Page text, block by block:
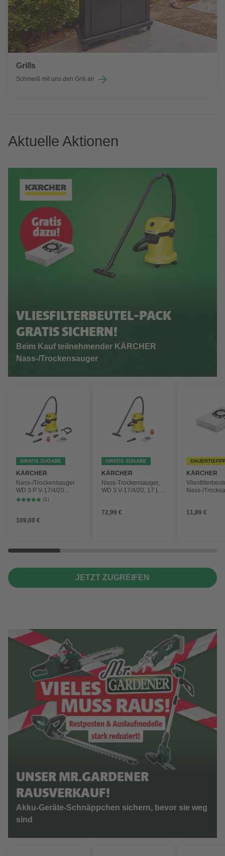
Grills
Schmeiß mit uns den Grill an
Aktuelle Aktionen
VLIESFILTERBEUTEL-PACK
GRATIS SICHERN!
Beim Kauf teilnehmender KÄRCHER
Nass-/Trockensauger
GRATIS ZUGABE
KÄRCHER
Nass-/Trockensauger
WD 3 P V-17/4/20
Workshop mit
(1)
109,00 €
GRATIS ZUGABE
KÄRCHER
Nass-Trockensauger,
WD 3 V-17/4/20, 17 L,
72,99 €
KÄRCHER
Nass-/
4 Stück
11,89 €
JETZT ZUGREIFEN
UNSER MR.GARDENER
RAUSVERKAUF!
Akku-Geräte-Schnäppchen sichern, bevor sie weg
sind